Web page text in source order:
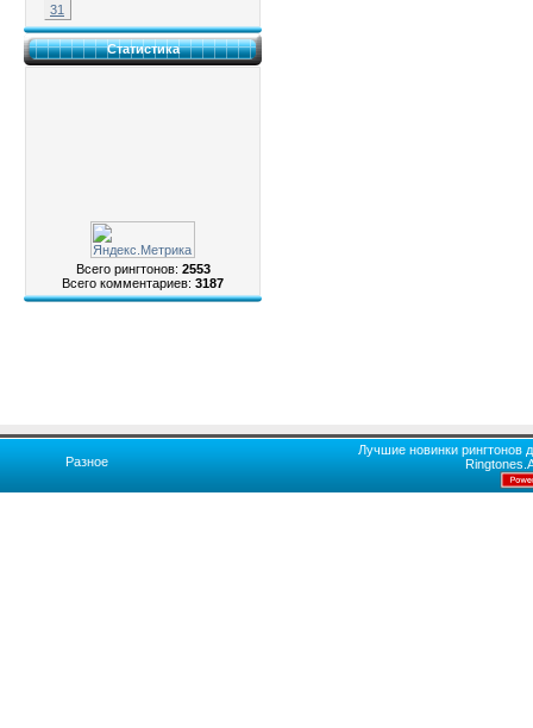
31
Статистика
Всего рингтонов: 2553
Всего комментариев: 3187
Разное
Лучшие новинки рингтонов